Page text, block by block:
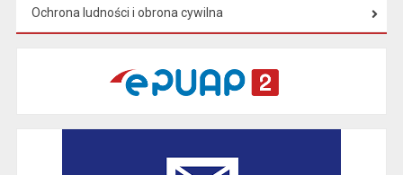
Ochrona ludności i obrona cywilna